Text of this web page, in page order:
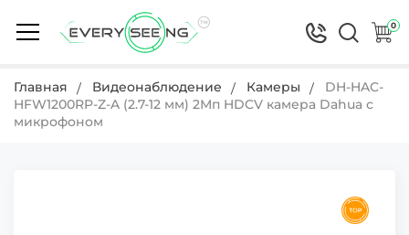
0
Главная Видеонаблюдение Камеры
DH-HAC-
HFW1200RP-Z-A (2.7-12 мм) 2Мп HDCV камера Dahua с
микрофоном